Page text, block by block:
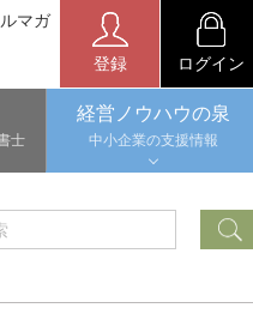
ルマガ
登録 ログイン
士
経営ノウハウの泉
中小企業の支援情報